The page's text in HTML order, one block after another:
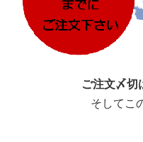
ご注文〆切
そしてこ